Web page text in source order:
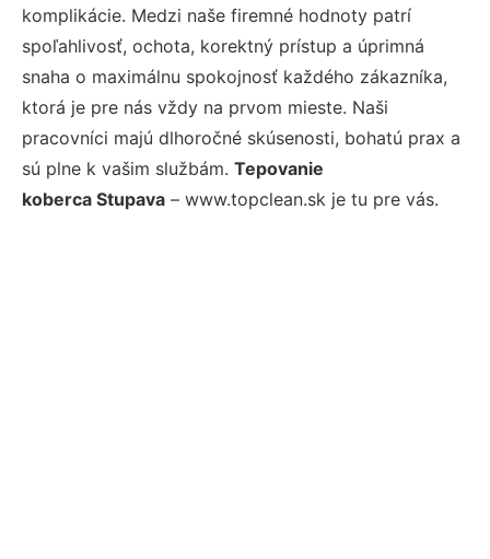
komplikácie. Medzi naše firemné hodnoty patrí
spoľahlivosť, ochota, korektný prístup a úprimná
snaha o maximálnu spokojnosť každého zákazníka,
ktorá je pre nás vždy na prvom mieste. Naši
pracovníci majú dlhoročné skúsenosti, bohatú prax a
sú plne k vašim službám. Tepovanie
koberca Stupava – www.topclean.sk je tu pre vás.